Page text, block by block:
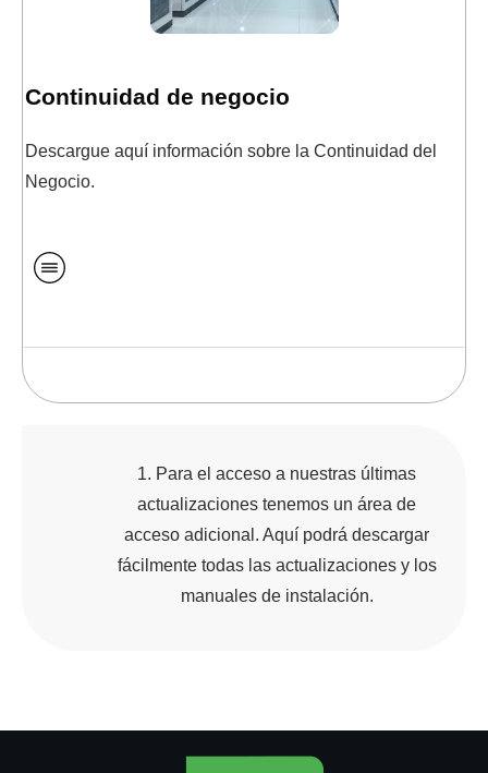
Continuidad de negocio
Descargue aquí información sobre la Continuidad del
Negocio.
Para el acceso a nuestras últimas
actualizaciones tenemos un área de
acceso adicional. Aquí podrá descargar
fácilmente todas las actualizaciones y los
manuales de instalación.